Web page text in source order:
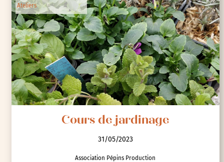
Ateliers
Cours de jardinage
31/05/2023
Association Pépins Production